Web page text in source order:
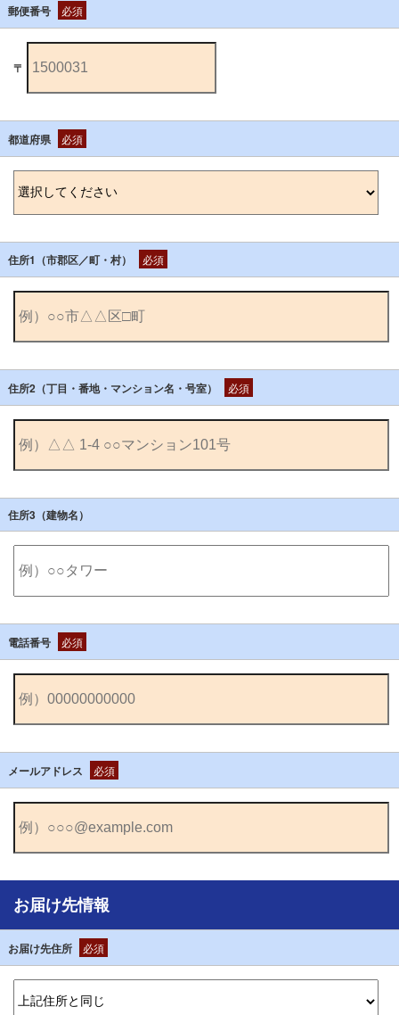
郵便番号 必須
〒
都道府県 必須
住所1（市郡区／町・村） 必須
住所2（丁目・番地・マンション名・号室） 必須
住所3（建物名）
電話番号 必須
メールアドレス 必須
お届け先情報
お届け先住所 必須